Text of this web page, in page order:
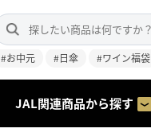
#お中元 #日傘 #ワイン福袋
JAL関連商品から探す